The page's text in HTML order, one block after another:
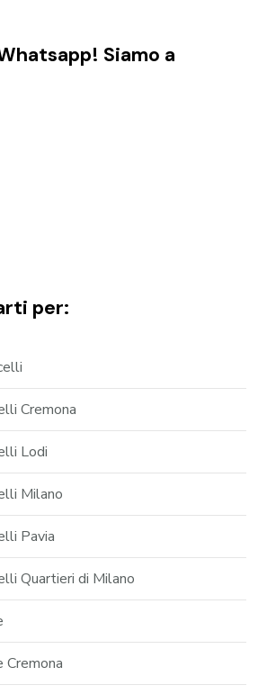
Siamo a
per:
Cremona
Lodi
Milano
Pavia
Quartieri di Milano